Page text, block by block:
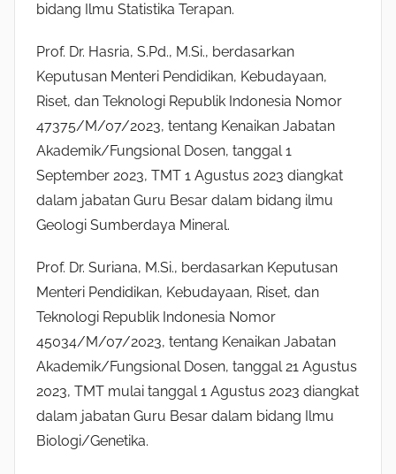
bidang Ilmu Statistika Terapan.
Prof. Dr. Hasria, S.Pd., M.Si., berdasarkan
Keputusan Menteri Pendidikan, Kebudayaan,
Riset, dan Teknologi Republik Indonesia Nomor
47375/M/07/2023, tentang Kenaikan Jabatan
Akademik/Fungsional Dosen, tanggal 1
September 2023, TMT 1 Agustus 2023 diangkat
dalam jabatan Guru Besar dalam bidang ilmu
Geologi Sumberdaya Mineral.
Prof. Dr. Suriana, M.Si., berdasarkan Keputusan
Menteri Pendidikan, Kebudayaan, Riset, dan
Teknologi Republik Indonesia Nomor
45034/M/07/2023, tentang Kenaikan Jabatan
Akademik/Fungsional Dosen, tanggal 21 Agustus
2023, TMT mulai tanggal 1 Agustus 2023 diangkat
dalam jabatan Guru Besar dalam bidang Ilmu
Biologi/Genetika.